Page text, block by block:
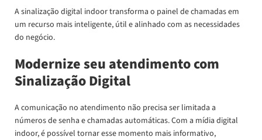
A sinalização digital indoor transforma o painel de chamadas em
um recurso mais inteligente, útil e alinhado com as necessidades
do negócio.
Modernize seu atendimento com
Sinalização Digital
A comunicação no atendimento não precisa ser limitada a
números de senha e chamadas automáticas. Com a mídia digital
indoor, é possível tornar esse momento mais informativo,